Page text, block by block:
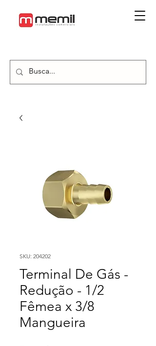
SKU: 204202
Terminal De Gás -
Redução - 1/2
Fêmea x 3/8
Mangueira